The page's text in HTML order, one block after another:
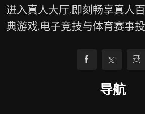
进入真人大厅,即刻畅享真人
典游戏,电子竞技与体育赛事
导航